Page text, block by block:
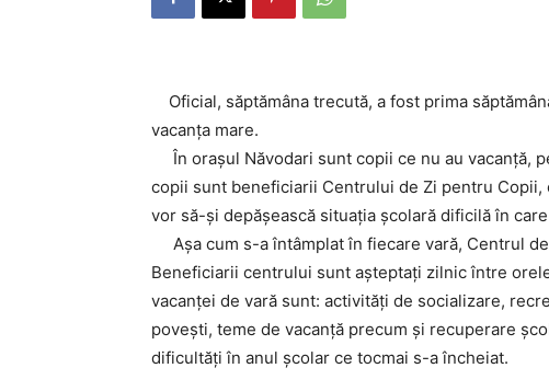
Oficial, săptămâna trecută, a fost prima
vacanța mare.
În orașul Năvodari sunt copii ce nu au vacanță,
copii sunt beneficiarii Centrului de Zi pentru
vor să-și depășească situația școlară dificilă în
Așa cum s-a întâmplat în fiecare vară, Centrul
Beneficiarii centrului sunt așteptați zilnic între
vacanței de vară sunt: activități de socializare,
povești, teme de vacanță precum și recuperare
dificultăți în anul școlar ce tocmai s-a încheiat.